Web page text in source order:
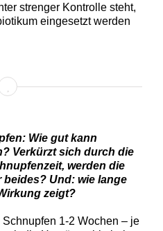
strenger Kontrolle steht,
eingesetzt werden
Wie gut kann
Verkürzt sich durch die
werden die
Und: wie lange
zeigt?
1-2 Wochen – je